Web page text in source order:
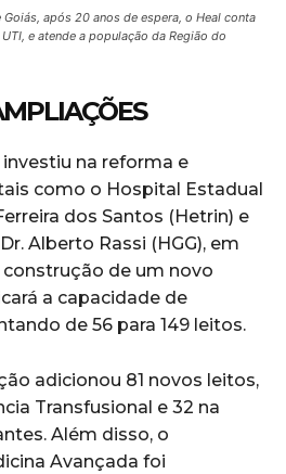
após 20 anos de espera, o Heal conta
e atende a população da Região do
na reforma e
como o Hospital Estadual
dos Santos (Hetrin) e
Alberto Rassi (HGG), em
construção de um novo
a capacidade de
de 56 para 149 leitos.
adicionou 81 novos leitos,
Transfusional e 32 na
Além disso, o
Avançada foi